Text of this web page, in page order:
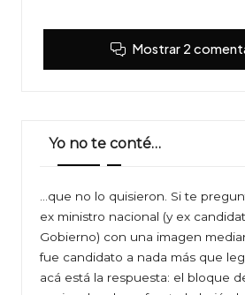
Mostrar 2
Yo no te conté…
…que no lo quisieron. Si te
ex ministro nacional (y ex
Gobierno) con una imagen
fue candidato a nada más que
acá está la respuesta: el bloque